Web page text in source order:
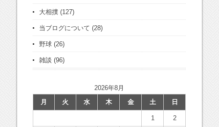
大相撲 (127)
当ブログについて (28)
野球 (26)
雑談 (96)
2026年8月
月
火 水 木 金 土 日
1 2